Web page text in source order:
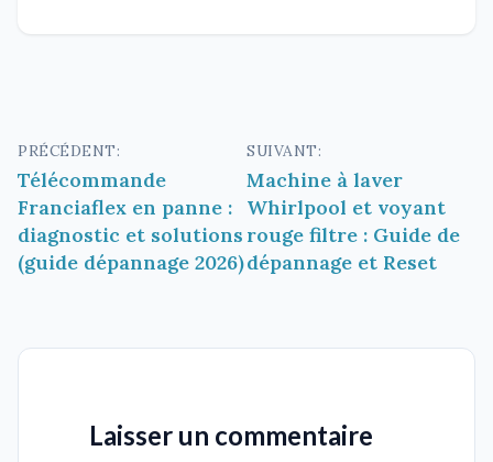
Navigation
de
l’article
PRÉCÉDENT:
Télécommande
Franciaflex en panne :
diagnostic et solutions
(guide dépannage 2026)
SUIVANT:
Machine à laver
Whirlpool et voyant
rouge filtre : Guide de
dépannage et Reset
Laisser un commentaire